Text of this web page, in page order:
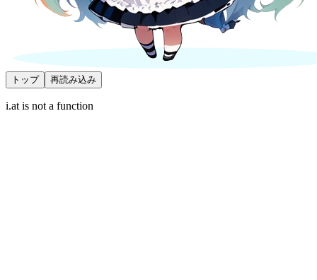
トップ 再読み込み
i.at is not a function